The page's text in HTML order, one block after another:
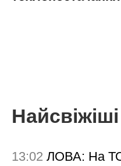
13:02 ЛОВА: На